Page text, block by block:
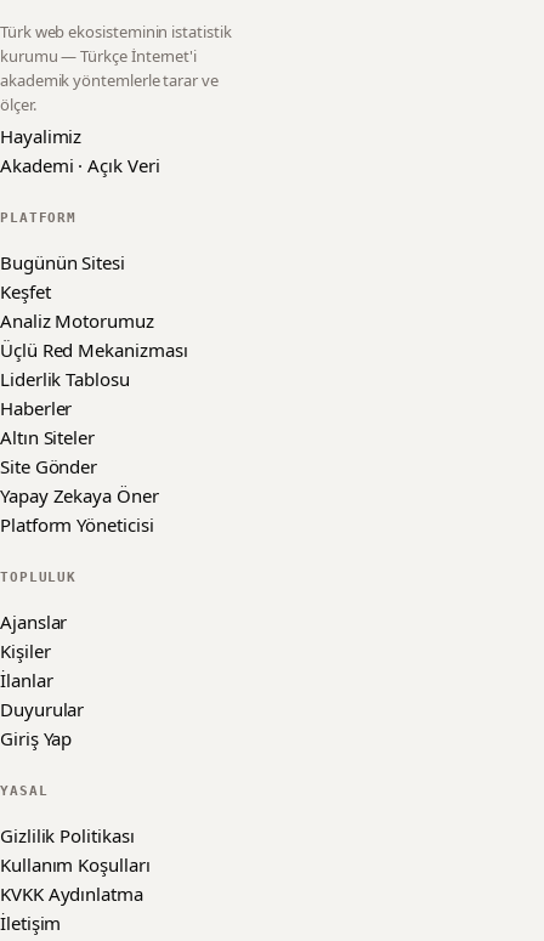
Türk web ekosisteminin istatistik
kurumu — Türkçe İnternet'i
akademik yöntemlerle tarar ve
ölçer.
Hayalimiz
Akademi · Açık Veri
PLATFORM
Bugünün Sitesi
Keşfet
Analiz Motorumuz
Üçlü Red Mekanizması
Liderlik Tablosu
Haberler
Altın Siteler
Site Gönder
Yapay Zekaya Öner
Platform Yöneticisi
TOPLULUK
Ajanslar
Kişiler
İlanlar
Duyurular
Giriş Yap
YASAL
Gizlilik Politikası
Kullanım Koşulları
KVKK Aydınlatma
İletişim